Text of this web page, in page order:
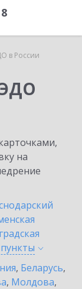
в России
на
пункты
, Беларусь,
, Молдова,